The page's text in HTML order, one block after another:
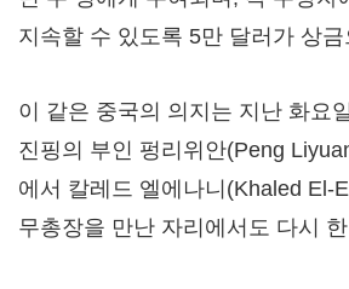
지속할 수 있도록 5만 달러가 상
이 같은 중국의 의지는 지난 화요
진핑의 부인 펑리위안(Peng
에서 칼레드 엘에나니(Khaled El-
무총장을 만난 자리에서도 다시